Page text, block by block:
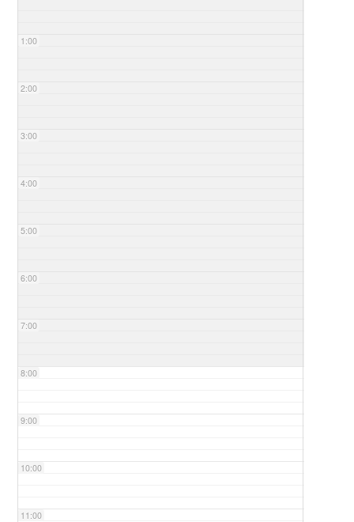
1:00
2:00
3:00
4:00
5:00
6:00
7:00
8:00
9:00
10:00
11:00